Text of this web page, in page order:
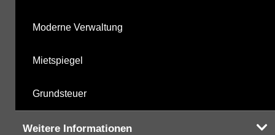
Moderne Verwaltung
Mietspiegel
Grundsteuer
Weitere Informationen